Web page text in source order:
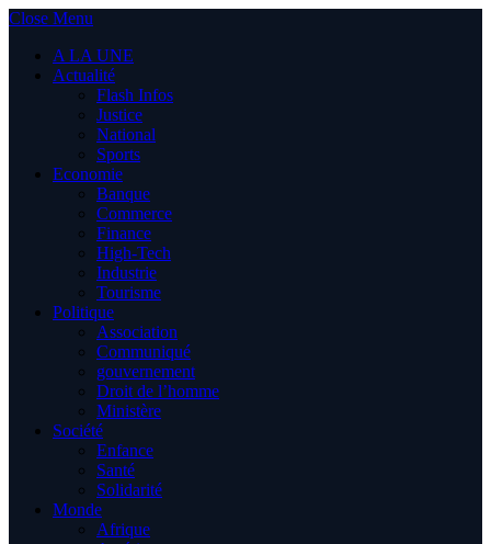
Close Menu
A LA UNE
Actualité
Flash Infos
Justice
National
Sports
Economie
Banque
Commerce
Finance
High-Tech
Industrie
Tourisme
Politique
Association
Communiqué
gouvernement
Droit de l’homme
Ministère
Société
Enfance
Santé
Solidarité
Monde
Afrique